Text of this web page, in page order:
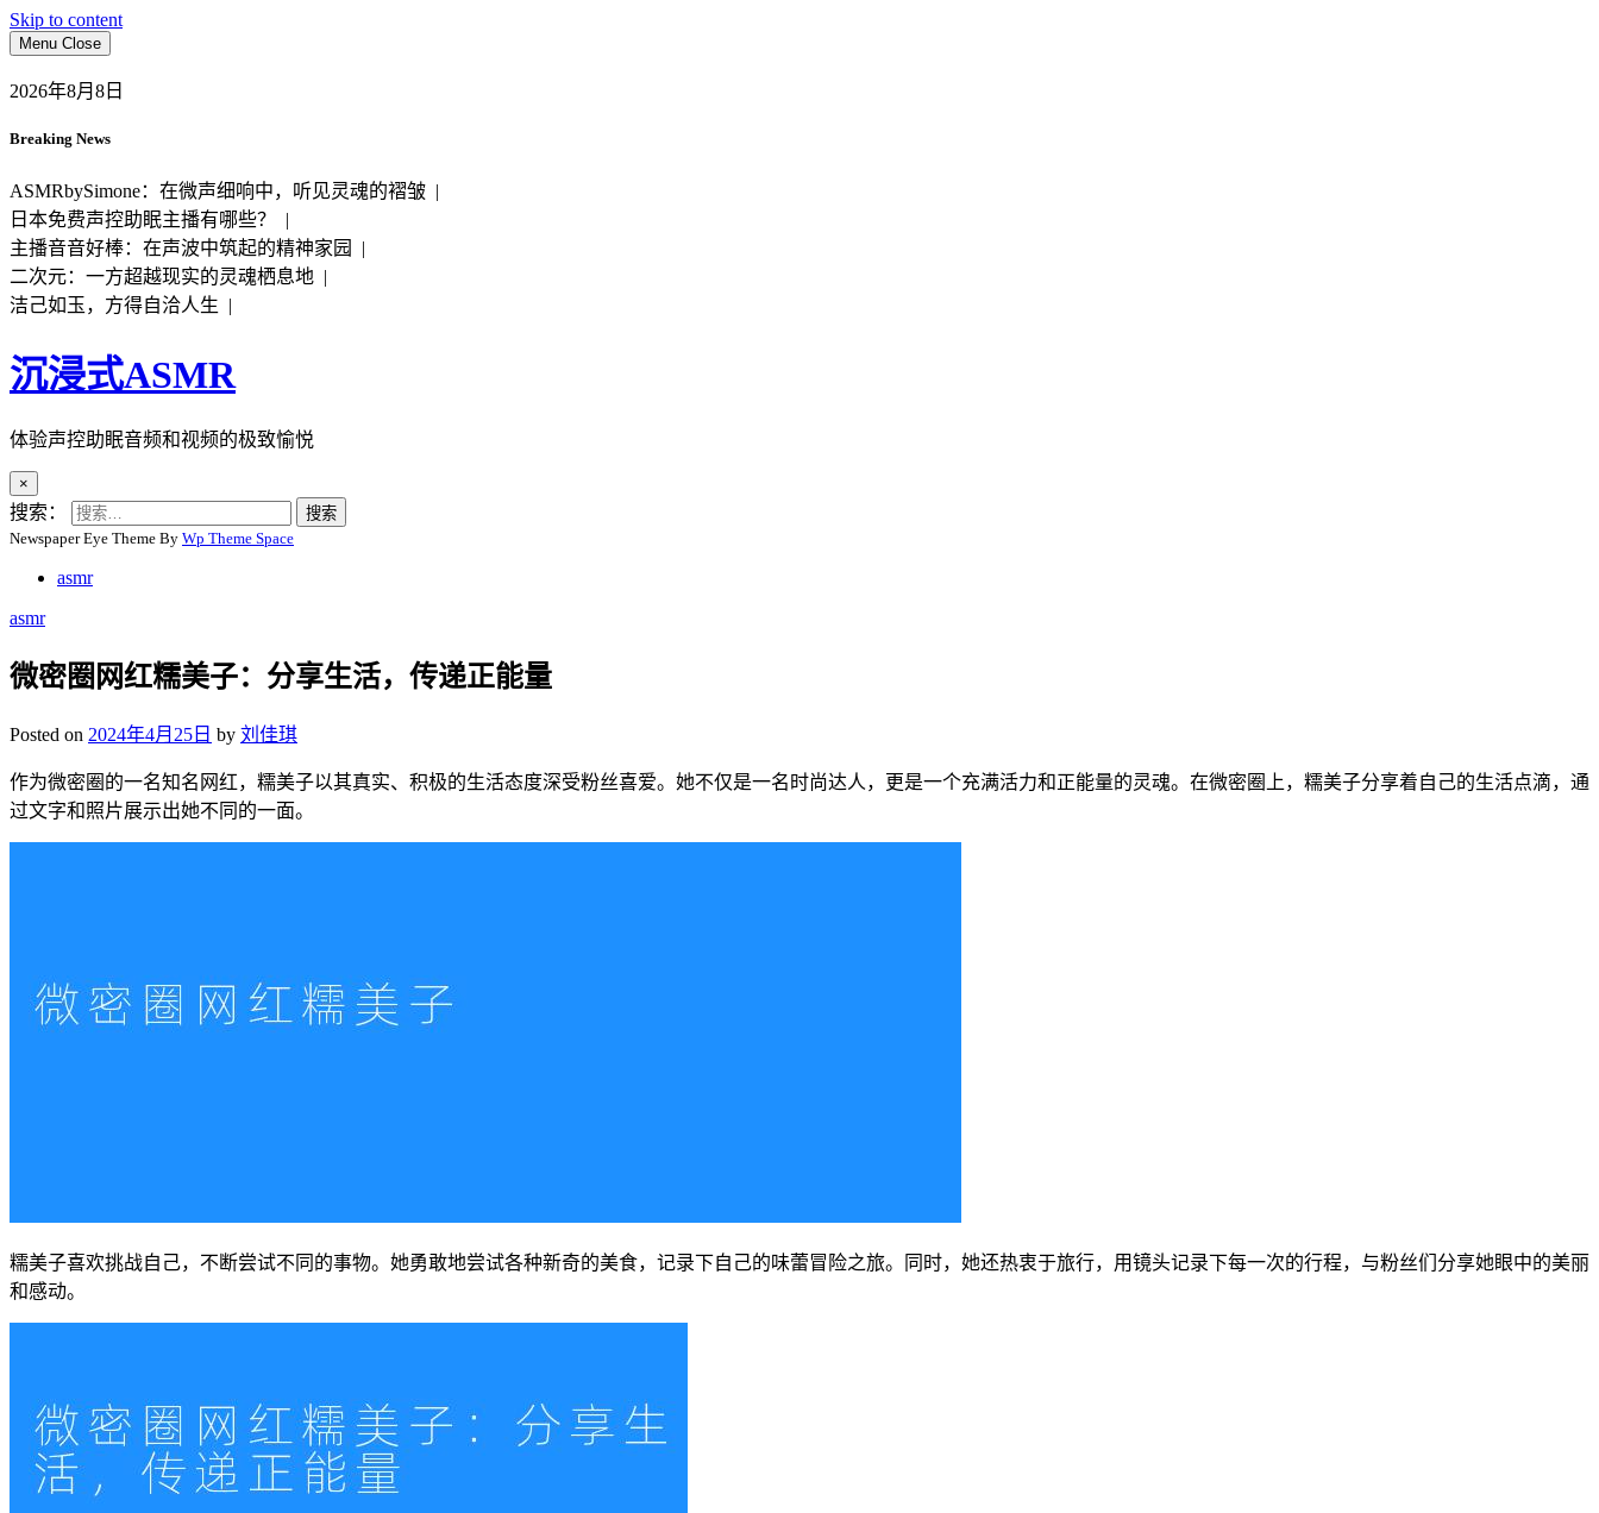
Skip to content
Menu Close
2026年8月8日
Breaking News
ASMRbySimone：在微声细响中，听见灵魂的褶皱 |
日本免费声控助眠主播有哪些？ |
主播音音好棒：在声波中筑起的精神家园 |
二次元：一方超越现实的灵魂栖息地 |
洁己如玉，方得自洽人生 |
沉浸式ASMR
体验声控助眠音频和视频的极致愉悦
×
搜索：
Newspaper Eye Theme By Wp Theme Space
asmr
asmr
微密圈网红糯美子：分享生活，传递正能量
Posted on 2024年4月25日 by 刘佳琪
作为微密圈的一名知名网红，糯美子以其真实、积极的生活态度深受粉丝喜爱。她不仅是一名时尚达人，更是一个充满活力和正能量的灵魂。在微密圈上，糯美子分享着自己的生活点滴，通
过文字和照片展示出她不同的一面。
糯美子喜欢挑战自己，不断尝试不同的事物。她勇敢地尝试各种新奇的美食，记录下自己的味蕾冒险之旅。同时，她还热衷于旅行，用镜头记录下每一次的行程，与粉丝们分享她眼中的美丽
和感动。